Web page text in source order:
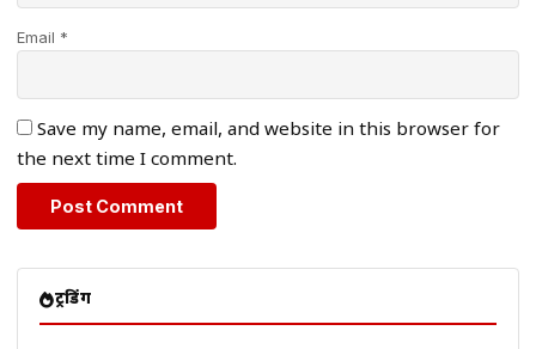
Email *
Save my name, email, and website in this browser for
the next time I comment.
ट्रेंडिंग